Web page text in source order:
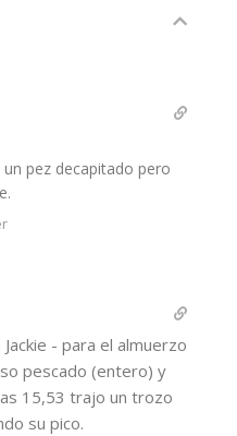
un pez decapitado pero
- para el almuerzo
pescado (entero) y
15,53 trajo un trozo
su pico.